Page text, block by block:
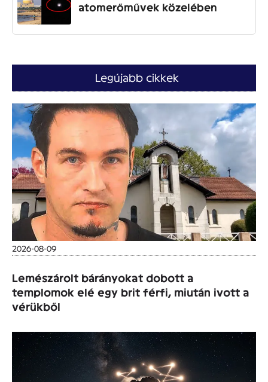
atomerőművek közelében
Legújabb cikkek
2026-08-09
Lemészárolt bárányokat dobott a
templomok elé egy brit férfi, miután ivott a
vérükből